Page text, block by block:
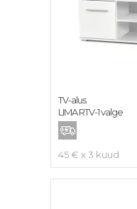
45 € x 3 kuud
TV-alus
LIMA RTV-1 valge